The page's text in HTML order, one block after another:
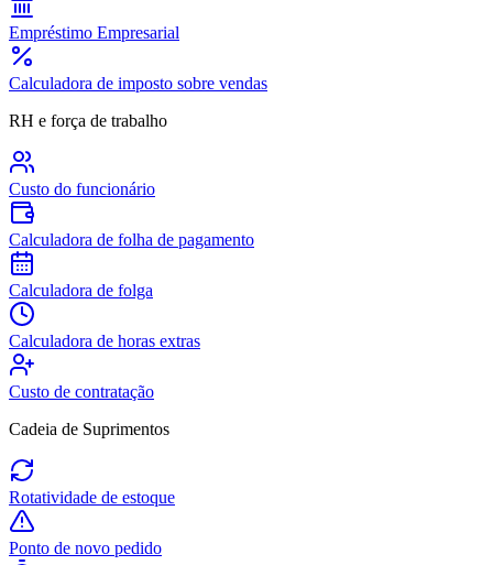
Empréstimo Empresarial
Calculadora de imposto sobre vendas
RH e força de trabalho
Custo do funcionário
Calculadora de folha de pagamento
Calculadora de folga
Calculadora de horas extras
Custo de contratação
Cadeia de Suprimentos
Rotatividade de estoque
Ponto de novo pedido